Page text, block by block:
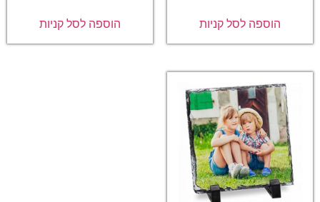
הוספה לסל קניות הוספה לסל קניות